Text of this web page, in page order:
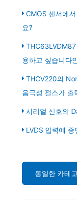
CMOS 센서에
요?
용하고 싶습니다
THCV220의
음극성 펄스가 출
시리얼 신호의
LVDS 입력에
동일한 카테